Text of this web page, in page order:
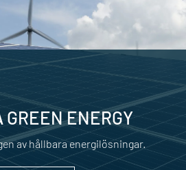
GREEN ENERGY
av hållbara energilösningar.